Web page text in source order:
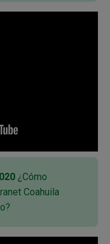
¿Cómo
Coahuila